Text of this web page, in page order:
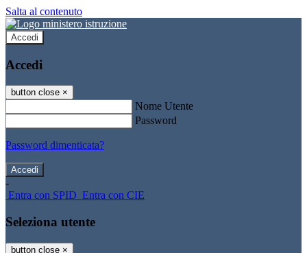
Salta al contenuto
Accedi
Accedi
button close ×
Nome Utente
Password
Password dimenticata?
-
Entra con SPID Entra con CIE
Seleziona utente
button close ×